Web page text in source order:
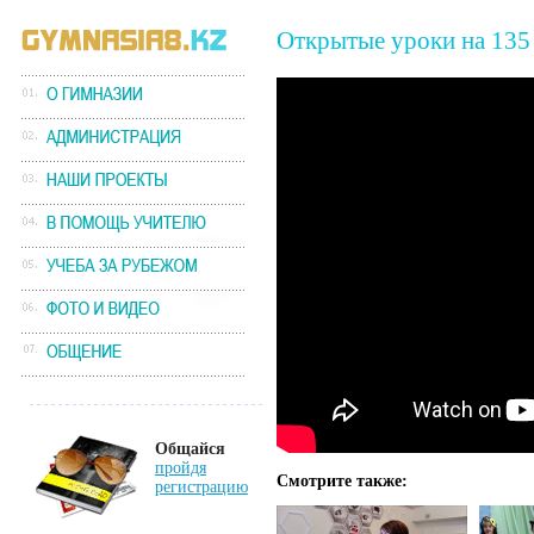
Общайся
пройдя
регистрацию
Открытые уроки на 135
Смотрите также: